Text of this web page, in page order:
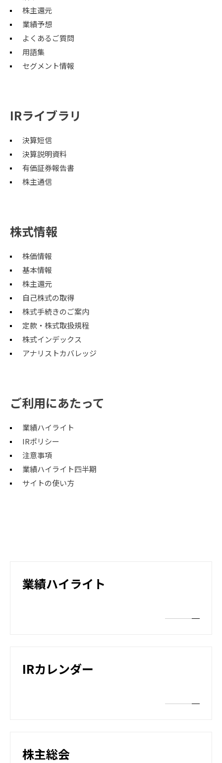
株主還元
業績予想
よくあるご質問
用語集
セグメント情報
IRライブラリ
決算短信
決算説明資料
有価証券報告書
株主通信
株式情報
株価情報
基本情報
株主還元
自己株式の取得
株式手続きのご案内
定款・株式取扱規程
株式インデックス
アナリストカバレッジ
ご利用にあたって
業績ハイライト
IRポリシー
注意事項
業績ハイライト四半期
サイトの使い方
業績ハイライト
IRカレンダー
株主総会